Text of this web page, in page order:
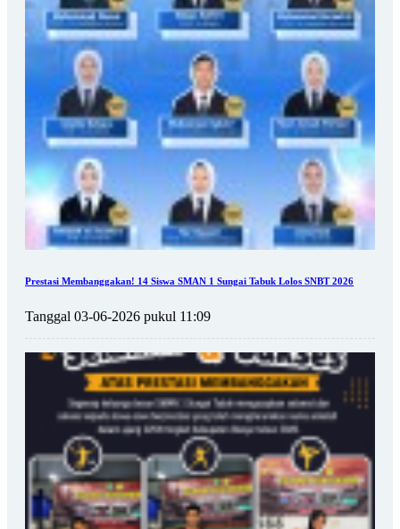
Prestasi Membanggakan! 14 Siswa SMAN 1 Sungai Tabuk Lolos SNBT 2026
Tanggal 03-06-2026 pukul 11:09